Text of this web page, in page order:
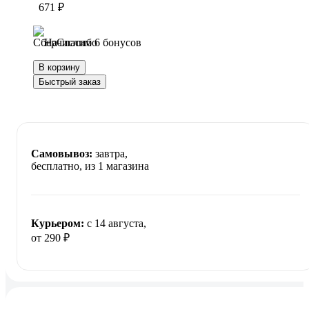
671 ₽
Начислим 6 бонусов
В корзину
Быстрый заказ
Самовывоз: завтра,
бесплатно, из 1 магазина
Курьером: c 14 августа,
от 290 ₽